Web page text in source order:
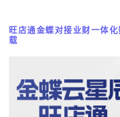
旺店通金蝶对接业财一体
载